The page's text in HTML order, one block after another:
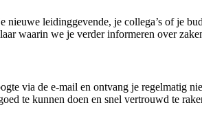
leidinggevende, je collega’s of je
waarin we je verder informeren over
via de e-mail en ontvang je regelmatig
te kunnen doen en snel vertrouwd te